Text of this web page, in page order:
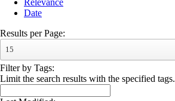
Relevance
Date
Results per Page:
15
Filter by Tags:
Limit the search results with the specified tags.